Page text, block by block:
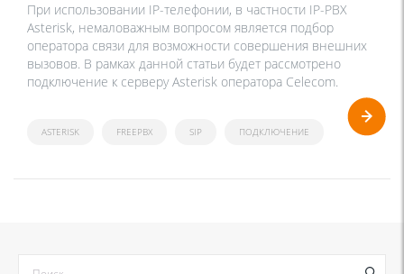
При использовании IP-телефонии, в частности IP-PBX
Asterisk, немаловажным вопросом является подбор
оператора связи для возможности совершения внешних
вызовов. В рамках данной статьи будет рассмотрено
подключение к серверу Asterisk оператора Celecom.
ASTERISK FREEPBX SIP ПОДКЛЮЧЕНИЕ